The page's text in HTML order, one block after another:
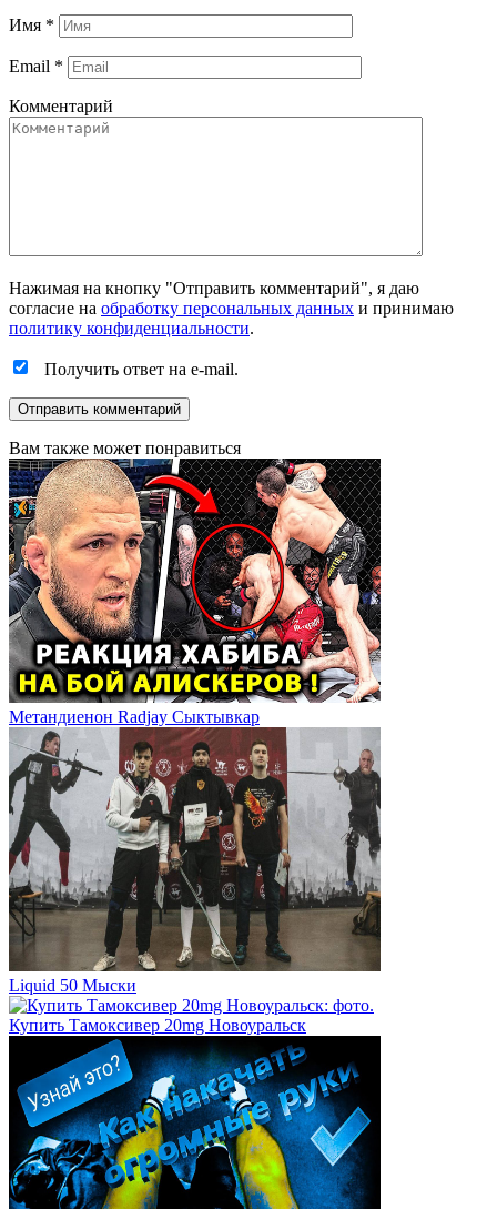
Имя *
Email *
Комментарий
Нажимая на кнопку "Отправить комментарий", я даю
согласие на обработку персональных данных и принимаю
политику конфиденциальности.
Получить ответ на e-mail.
Вам также может понравиться
Метандиенон Radjay Сыктывкар
Liquid 50 Мыски
Купить Тамоксивер 20mg Новоуральск